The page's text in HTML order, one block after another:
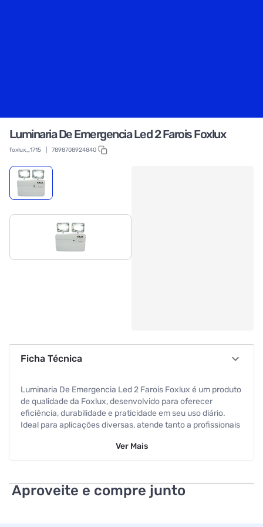
Luminaria De Emergencia Led 2 Farois Foxlux
foxlux_1715 7898708924840
Ficha Técnica
Luminaria De Emergencia Led 2 Farois Foxlux é um produto
de qualidade da Foxlux, desenvolvido para oferecer
eficiência, durabilidade e praticidade em seu uso diário.
Ideal para aplicações diversas, atende tanto a profissionais
- Modelo: Luminaria De Emergencia Led 2 Farois Foxlux
**Benefícios**
Ver Mais
Aproveite e compre junto